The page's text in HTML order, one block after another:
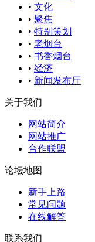
• 文化
• 聚焦
• 特别策划
• 老烟台
• 书香烟台
• 经济
• 新闻发布厅
关于我们
网站简介
网站推广
合作联盟
论坛地图
新手上路
常见问题
在线解答
联系我们